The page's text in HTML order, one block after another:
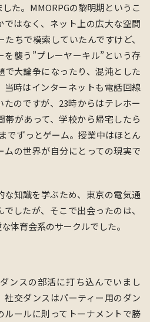
た。MMORPGの黎明期というこ
ではなく、ネット上の広大な空間
ちで模索していたんですけど、
襲う”プレーヤーキル”という存
大論争になったり、混沌とした
当時はインターネットも電話回線
のですが、23時からはテレホー
があって、学校から帰宅したら
でずっとゲーム。授業中はほとん
ムの世界が自分にとっての現実で
な知識を学ぶため、東京の電気通
したが、そこで出会ったのは、
体育会系のサークルでした。
ンスの部活に打ち込んでいまし
社交ダンスはパーティー用のダン
ルールに則ってトーナメントで勝